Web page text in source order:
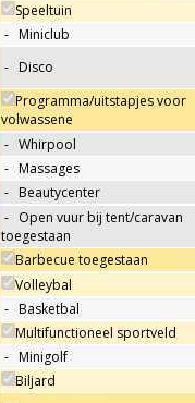
Speeltuin
- Miniclub
- Disco
Programma/uitstapjes voor
volwassene
- Whirpool
- Massages
- Beautycenter
- Open vuur bij tent/caravan
toegestaan
Barbecue toegestaan
Volleybal
- Basketbal
Multifunctioneel sportveld
- Minigolf
Biljard